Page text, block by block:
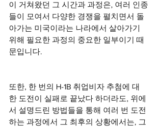
이 거쳐왔던 그 시간과 과정은, 여러 인종
들이 모여서 다양한 경쟁을 펼치면서 돌
아가는 미국이라는 나라에서 살아가기
위해 필요한 과정의 중요한 일부이기 때
문입니다.
또한, 한 번의 H-1B 취업비자 추첨에 대
한 도전이 실패로 끝났다 하더라도, 위에
서 설명드린 방법들을 통해 여러 번 도전
하는 과정에서 그 최후의 상황에서는, 그